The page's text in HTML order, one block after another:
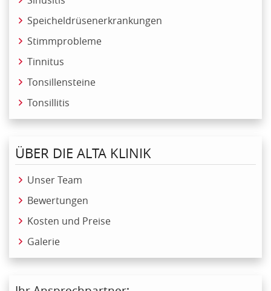
Speicheldrüsenerkrankungen
Stimmprobleme
Tinnitus
Tonsillensteine
Tonsillitis
ÜBER DIE ALTA KLINIK
Unser Team
Bewertungen
Kosten und Preise
Galerie